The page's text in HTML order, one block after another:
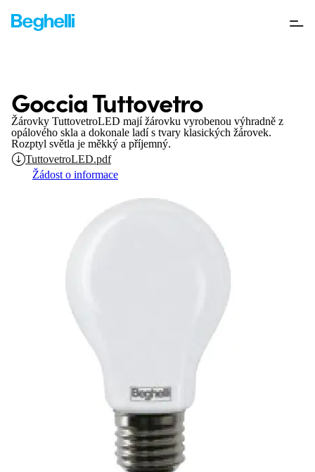
Goccia Tuttovetro
Žárovky TuttovetroLED mají žárovku vyrobenou výhradně z
opálového skla a dokonale ladí s tvary klasických žárovek.
Rozptyl světla je měkký a příjemný.
TuttovetroLED.pdf
Žádost o informace